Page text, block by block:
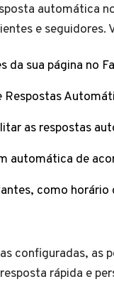
automática
e
da sua página no
Respostas
as respostas
automática de
como
configuradas, as
rápida e